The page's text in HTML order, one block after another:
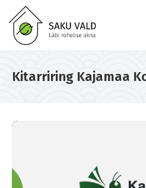
Kitarriring Kajamaa